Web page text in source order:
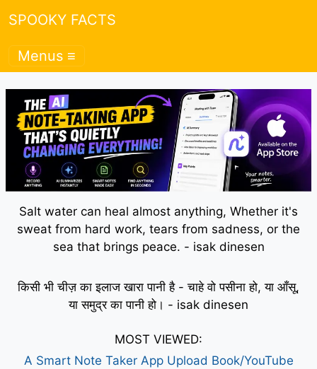
SPOOKY FACTS
Menus ≡
Salt water can heal almost anything, Whether it's
sweat from hard work, tears from sadness, or the
sea that brings peace. - isak dinesen
किसी भी चीज़ का इलाज खारा पानी है - चाहे वो पसीना हो, या आँसू,
या समुद्र का पानी हो। - isak dinesen
MOST VIEWED:
A Smart Note Taker App Upload Book/YouTube